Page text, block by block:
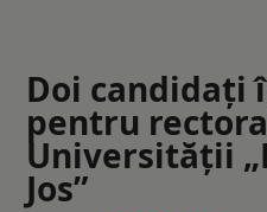
Doi candidați
pentru
Universității
Jos”